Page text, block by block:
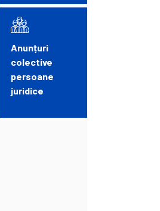
Anunțuri
colective
persoane
juridice